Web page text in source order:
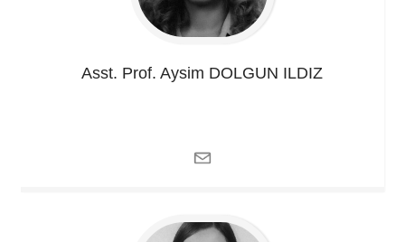
Asst. Prof. Aysim DOLGUN ILDIZ